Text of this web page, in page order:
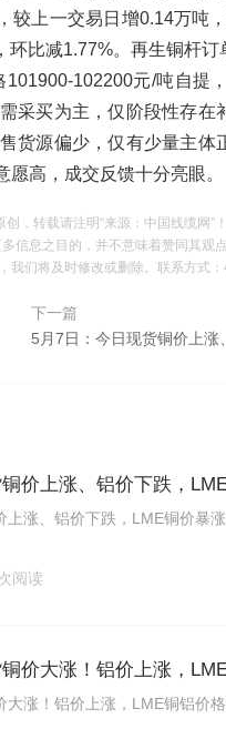
上一交易日增0.14万吨
比减1.77%。再生铜杆订
102200元/吨自提
采买为主，仅阶段性存在
货源偏少，仅有少量主体
高，成交反馈十分亮眼。
，转载请注明“来源：中国线缆网”
信息之目的，并不意味着赞同其观
们将及时修改或删除。联系方式：
下一篇
价上涨、铝价下跌，
上涨、铝价下跌，LME铜价暴
阅读
价大涨！铝价上涨，
大涨！铝价上涨，LME铜铝价